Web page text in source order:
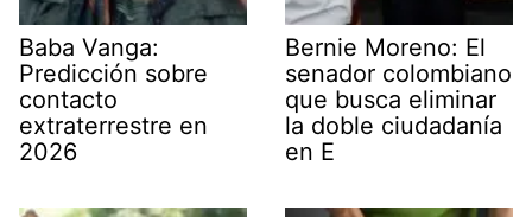
Baba Vanga:
Predicción sobre
contacto
extraterrestre en
2026
Bernie Moreno: El
senador colombiano
que busca eliminar
la doble ciudadanía
en E